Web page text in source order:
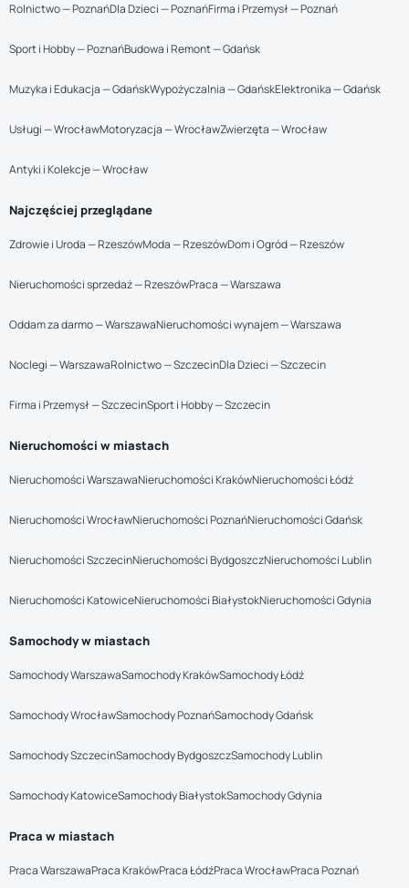
Rolnictwo — PoznańDla Dzieci — PoznańFirma i Przemysł — Poznań
Sport i Hobby — PoznańBudowa i Remont — Gdańsk
Muzyka i Edukacja — GdańskWypożyczalnia — GdańskElektronika — Gdańsk
Usługi — WrocławMotoryzacja — WrocławZwierzęta — Wrocław
Antyki i Kolekcje — Wrocław
Najczęściej przeglądane
Zdrowie i Uroda — RzeszówModa — RzeszówDom i Ogród — Rzeszów
Nieruchomości sprzedaż — RzeszówPraca — Warszawa
Oddam za darmo — WarszawaNieruchomości wynajem — Warszawa
Noclegi — WarszawaRolnictwo — SzczecinDla Dzieci — Szczecin
Firma i Przemysł — SzczecinSport i Hobby — Szczecin
Nieruchomości w miastach
Nieruchomości WarszawaNieruchomości KrakówNieruchomości Łódź
Nieruchomości WrocławNieruchomości PoznańNieruchomości Gdańsk
Nieruchomości SzczecinNieruchomości BydgoszczNieruchomości Lublin
Nieruchomości KatowiceNieruchomości BiałystokNieruchomości Gdynia
Samochody w miastach
Samochody WarszawaSamochody KrakówSamochody Łódź
Samochody WrocławSamochody PoznańSamochody Gdańsk
Samochody SzczecinSamochody BydgoszczSamochody Lublin
Samochody KatowiceSamochody BiałystokSamochody Gdynia
Praca w miastach
Praca WarszawaPraca KrakówPraca ŁódźPraca WrocławPraca Poznań